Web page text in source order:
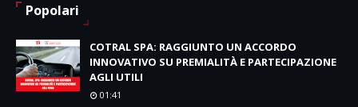
Popolari
COTRAL SPA: RAGGIUNTO UN ACCORDO
INNOVATIVO SU PREMIALITÀ E PARTECIPAZIONE
AGLI UTILI
01:41